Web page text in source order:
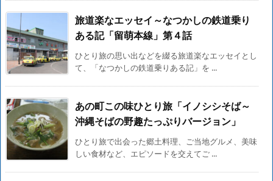
旅道楽なエッセイ～なつかしの鉄道乗り
ある記「留萌本線」第４話
ひとり旅の思い出などを綴る旅道楽なエッセイとし
て、「なつかしの鉄道乗りある記」を ...
あの町この味ひとり旅「イノシシそば～
沖縄そばの野趣たっぷりバージョン」
ひとり旅で出会った郷土料理、ご当地グルメ、美味
しい食材など、エピソードを交えてご ...